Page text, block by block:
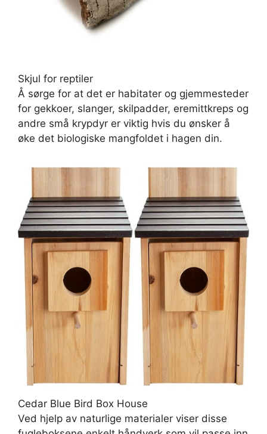
Skjul for reptiler
Å sørge for at det er habitater og gjemmesteder
for gekkoer, slanger, skilpadder, eremittkreps og
andre små krypdyr er viktig hvis du ønsker å
øke det biologiske mangfoldet i hagen din.
Cedar Blue Bird Box House
Ved hjelp av naturlige materialer viser disse